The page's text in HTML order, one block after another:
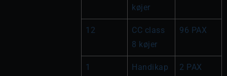
køjer
12
CC class
8 køjer
96 PAX
1
Handikap
2 PAX